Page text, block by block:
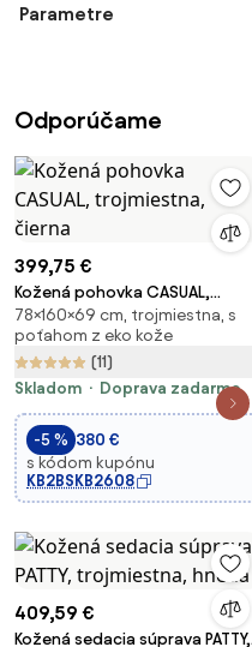
Parametre
Odporúčame
399,75 €
Kožená pohovka CASUAL,
trojmiestna, čierna
78×160×69 cm, trojmiestna, s
poťahom z eko kože
(11)
Skladom
Doprava zadarmo
-5 % 380 €
s kódom kupónu
KB2BSKB2608
409,59 €
Kožená sedacia súprava PATTY,